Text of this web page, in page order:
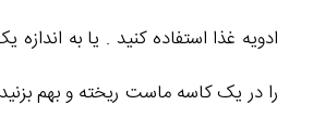
ادویه غذا استفاده کنید . یا به
را در یک کاسه ماست ریخته و بهم